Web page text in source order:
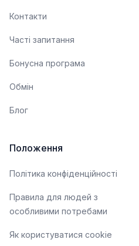
Контакти
Часті запитання
Бонусна програма
Обмін
Блог
Положення
Політика конфіденційності
Правила для людей з
особливими потребами
Як користуватися cookie